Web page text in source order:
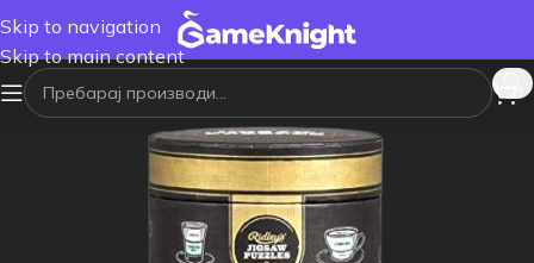
Skip to navigation
Skip to main content